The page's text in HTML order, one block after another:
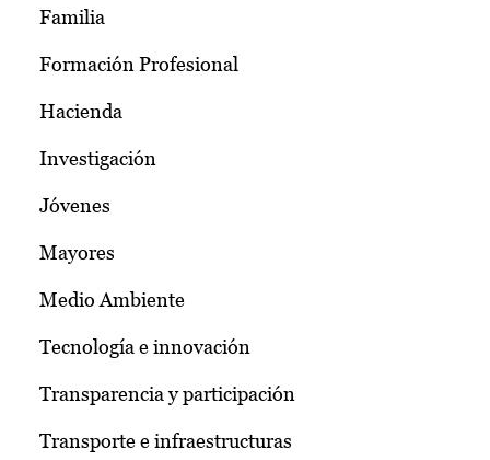
Familia
Formación Profesional
Hacienda
Investigación
Jóvenes
Mayores
Medio Ambiente
Tecnología e innovación
Transparencia y participación
Transporte e infraestructuras